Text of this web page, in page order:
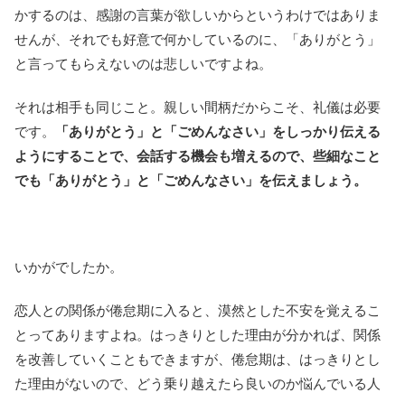
かするのは、感謝の言葉が欲しいからというわけではありま
せんが、それでも好意で何かしているのに、「ありがとう」
と言ってもらえないのは悲しいですよね。
それは相手も同じこと。親しい間柄だからこそ、礼儀は必要
です。
「ありがとう」と「ごめんなさい」をしっかり伝える
ようにすることで、会話する機会も増えるので、些細なこと
でも「ありがとう」と「ごめんなさい」を伝えましょう。
いかがでしたか。
恋人との関係が倦怠期に入ると、漠然とした不安を覚えるこ
とってありますよね。はっきりとした理由が分かれば、関係
を改善していくこともできますが、倦怠期は、はっきりとし
た理由がないので、どう乗り越えたら良いのか悩んでいる人